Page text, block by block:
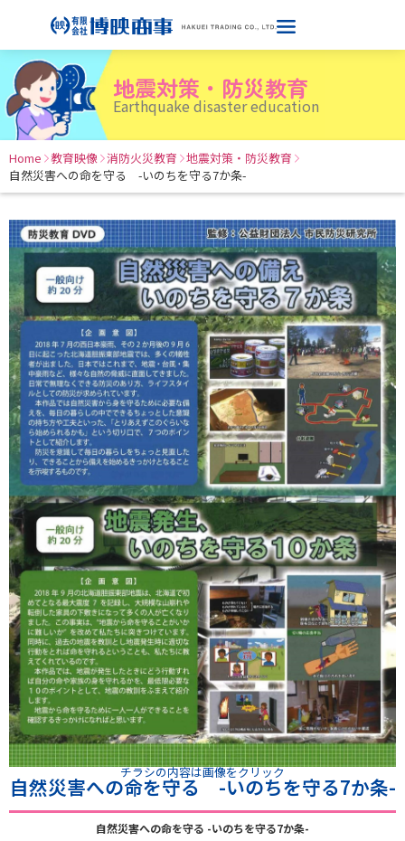
地震対策・防災教育
Earthquake disaster education
Home 教育映像 消防火災教育 地震対策・防災教育
自然災害への命を守る -いのちを守る7か条-
チラシの内容は画像をクリック
自然災害への命を守る -いのちを守る7か条-
自然災害への命を守る -いのちを守る7か条-